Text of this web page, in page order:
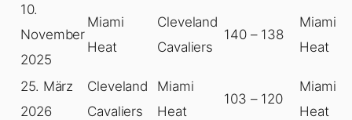
10.
November
2025
Miami
Heat
Cleveland
Cavaliers
140 – 138
Miami
Heat
25. März
2026
Cleveland
Cavaliers
Miami
Heat
103 – 120
Miami
Heat